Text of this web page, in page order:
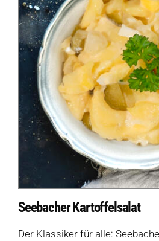
Seebacher Kartoffelsalat
Der Klassiker für alle: